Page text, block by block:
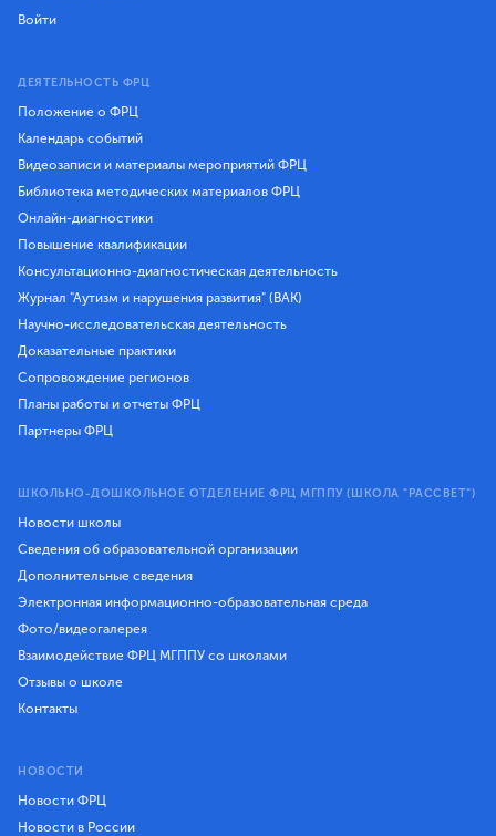
Войти
ДЕЯТЕЛЬНОСТЬ ФРЦ
Положение о ФРЦ
Календарь событий
Видеозаписи и материалы мероприятий ФРЦ
Библиотека методических материалов ФРЦ
Онлайн-диагностики
Повышение квалификации
Консультационно-диагностическая деятельность
Журнал "Аутизм и нарушения развития" (ВАК)
Научно-исследовательская деятельность
Доказательные практики
Сопровождение регионов
Планы работы и отчеты ФРЦ
Партнеры ФРЦ
ШКОЛЬНО-ДОШКОЛЬНОЕ ОТДЕЛЕНИЕ ФРЦ МГППУ (ШКОЛА "РАССВЕТ")
Новости школы
Сведения об образовательной организации
Дополнительные сведения
Электронная информационно-образовательная среда
Фото/видеогалерея
Взаимодействие ФРЦ МГППУ со школами
Отзывы о школе
Контакты
НОВОСТИ
Новости ФРЦ
Новости в России